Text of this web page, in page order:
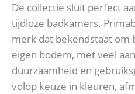
De collectie sluit perfect
tijdloze badkamers.
merk dat bekendstaat om
eigen bodem, met veel
duurzaamheid en
volop keuze in kleuren,